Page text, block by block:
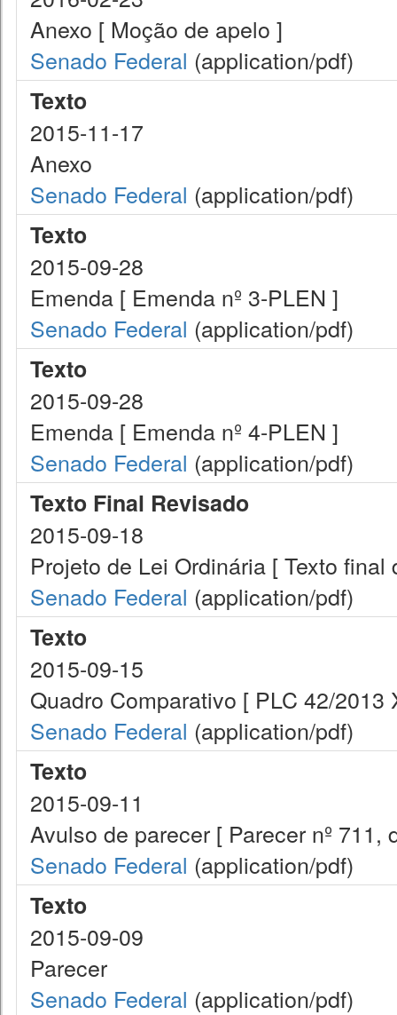
Anexo [ Moção de apelo ]
Senado Federal (application/pdf)
Texto
2015-11-17
Anexo
Senado Federal (application/pdf)
Texto
2015-09-28
Emenda [ Emenda nº 3-PLEN ]
Senado Federal (application/pdf)
Texto
2015-09-28
Emenda [ Emenda nº 4-PLEN ]
Senado Federal (application/pdf)
Texto Final Revisado
2015-09-18
Projeto de Lei Ordinária [ Texto
Senado Federal (application/pdf)
Texto
2015-09-15
Quadro Comparativo [ PLC 42/2013
Senado Federal (application/pdf)
Texto
2015-09-11
Avulso de parecer [ Parecer nº 711,
Senado Federal (application/pdf)
Texto
2015-09-09
Parecer
Senado Federal (application/pdf)